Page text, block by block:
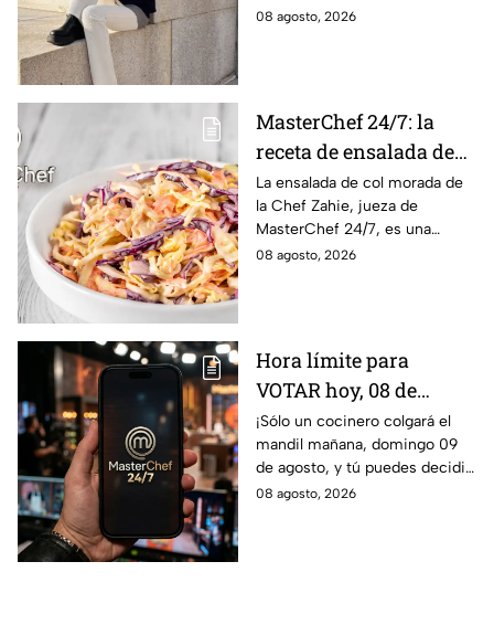
mensaje
36 años, de manera
08 agosto, 2026
MasterChef 24/7: la
receta de ensalada de
col morada de la Chef
Zahie, deliciosa y en
minutos
La ensalada de col morada de
la Chef Zahie, jueza de
MasterChef 24/7, es una
guarnición fresca, colorida y
08 agosto, 2026
Hora límite para
VOTAR hoy, 08 de
agosto, y salvar a tu
cocinero favorito de
MasterChef 24/7
¡Sólo un cocinero colgará el
mandil mañana, domingo 09
de agosto, y tú puedes decidir
quién continúa en la
08 agosto, 2026